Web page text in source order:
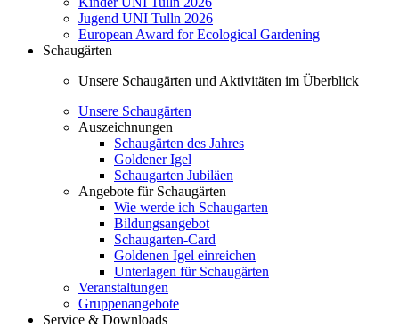
Jugend UNI Tulln 2026
European Award for Ecological Gardening
Schaugärten
Unsere Schaugärten und Aktivitäten im Überblick
Unsere Schaugärten
Auszeichnungen
Schaugärten des Jahres
Goldener Igel
Schaugarten Jubiläen
Angebote für Schaugärten
Wie werde ich Schaugarten
Bildungsangebot
Schaugarten-Card
Goldenen Igel einreichen
Unterlagen für Schaugärten
Veranstaltungen
Gruppenangebote
Service & Downloads